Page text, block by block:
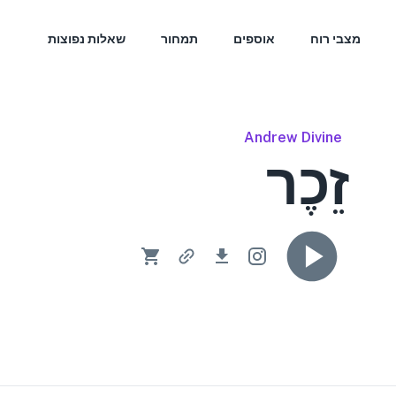
מצבי רוח אוספים תמחור שאלות נפוצות
Andrew Divine
זֵכֶר